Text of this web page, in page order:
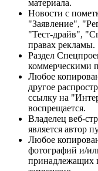
материала.
Новости с
"Заявление",
"Тест-драйв",
правах рекламы.
Раздел
коммерческими
Любое
другое
ссылку на
воспрещается.
Владелец веб-
является автор
Любое
фотографий и/
принадлежащих